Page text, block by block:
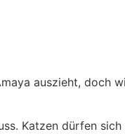
auszieht, doch
Katzen dürfen